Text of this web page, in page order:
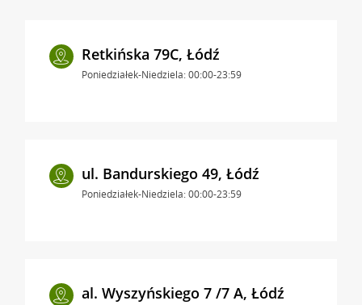
Retkińska 79C, Łódź
Poniedziałek-Niedziela: 00:00-23:59
ul. Bandurskiego 49, Łódź
Poniedziałek-Niedziela: 00:00-23:59
al. Wyszyńskiego 7 /7 A, Łódź